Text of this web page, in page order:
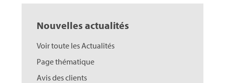
Mondes thématiques
Actualités
Contact
Nouvelles actualités
Voir toute les Actualités
Page thématique
Avis des clients